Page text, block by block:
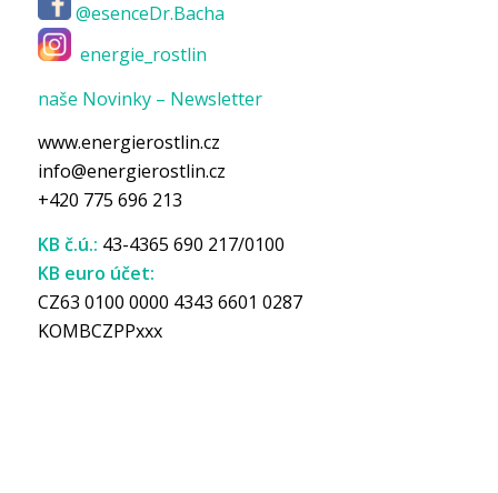
@esenceDr.Bacha
energie_rostlin
naše Novinky – Newsletter
www.energierostlin.cz
info@energierostlin.cz
+420 775 696 213
KB č.ú.: 43-4365 690 217/0100
KB euro účet:
CZ63 0100 0000 4343 6601 0287
KOMBCZPPxxx